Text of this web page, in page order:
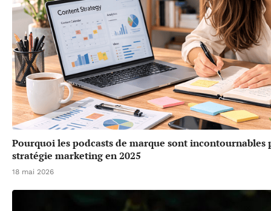
Pourquoi les podcasts de marque sont incontournables
stratégie marketing en 2025
18 mai 2026